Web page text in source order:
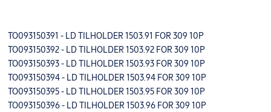
TO093150391 - LD TILHOLDER 1503.91 FOR 309 10P
TO093150392 - LD TILHOLDER 1503.92 FOR 309 10P
TO093150393 - LD TILHOLDER 1503.93 FOR 309 10P
TO093150394 - LD TILHOLDER 1503.94 FOR 309 10P
TO093150395 - LD TILHOLDER 1503.95 FOR 309 10P
TO093150396 - LD TILHOLDER 1503.96 FOR 309 10P